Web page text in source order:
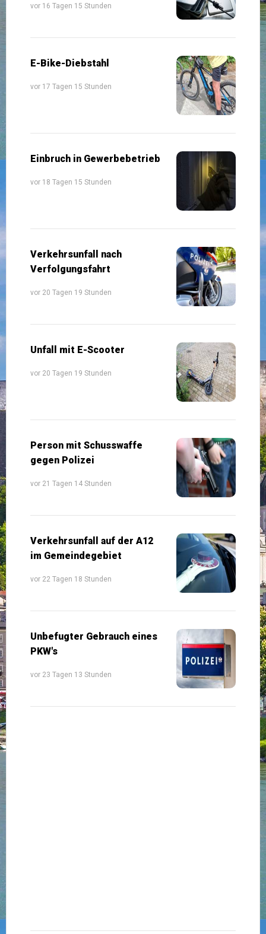
vor 16 Tagen 15 Stunden
E-Bike-Diebstahl
vor 17 Tagen 15 Stunden
Einbruch in Gewerbebetrieb
vor 18 Tagen 15 Stunden
Verkehrsunfall nach
Verfolgungsfahrt
vor 20 Tagen 19 Stunden
Unfall mit E-Scooter
vor 20 Tagen 19 Stunden
Person mit Schusswaffe
gegen Polizei
vor 21 Tagen 14 Stunden
Verkehrsunfall auf der A12
im Gemeindegebiet
vor 22 Tagen 18 Stunden
Unbefugter Gebrauch eines
PKW's
vor 23 Tagen 13 Stunden